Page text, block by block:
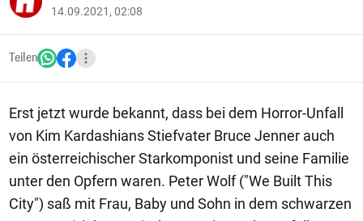
14.09.2021, 02:08
Teilen
Erst jetzt wurde bekannt, dass bei dem Horror-Unfall
von Kim Kardashians Stiefvater Bruce Jenner auch
ein österreichischer Starkomponist und seine Familie
unter den Opfern waren. Peter Wolf ("We Built This
City") saß mit Frau, Baby und Sohn in dem schwarzen